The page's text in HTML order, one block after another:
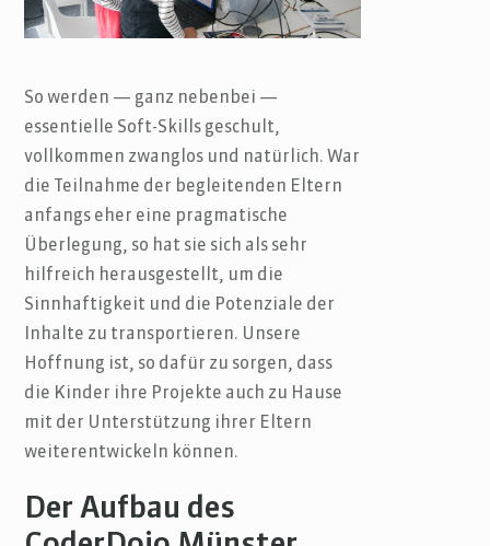
So werden — ganz nebenbei —
essentielle Soft-Skills geschult,
vollkommen zwanglos und natürlich. War
die Teilnahme der begleitenden Eltern
anfangs eher eine pragmatische
Überlegung, so hat sie sich als sehr
hilfreich herausgestellt, um die
Sinnhaftigkeit und die Potenziale der
Inhalte zu transportieren. Unsere
Hoffnung ist, so dafür zu sorgen, dass
die Kinder ihre Projekte auch zu Hause
mit der Unterstützung ihrer Eltern
weiterentwickeln können.
Der Aufbau des